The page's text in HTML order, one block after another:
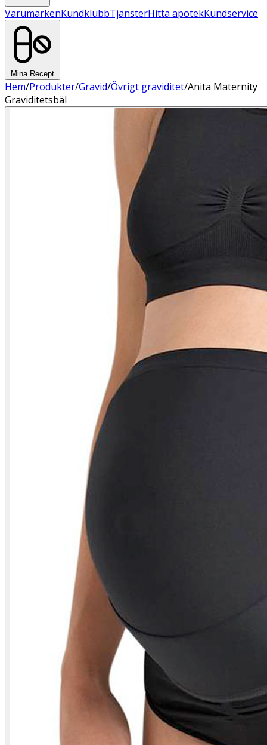
VarumärkenKundklubbTjänsterHitta apotekKundservice
Mina Recept
Hem/Produkter/Gravid/Övrigt graviditet/Anita Maternity
Graviditetsbäl